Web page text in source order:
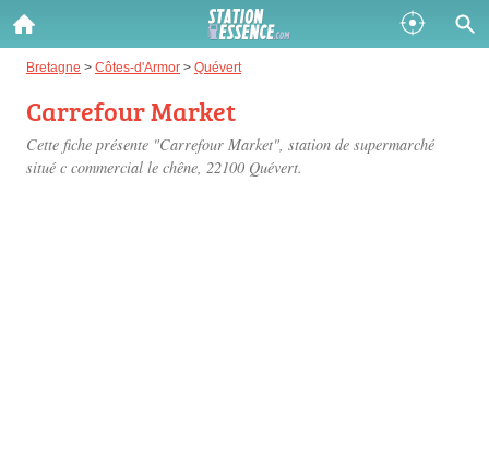
Bretagne > Côtes-d'Armor > Quévert
Carrefour Market
Cette fiche présente "Carrefour Market", station de supermarché
situé c commercial le chêne, 22100 Quévert.
Gazole :
Disponible
SP 98 :